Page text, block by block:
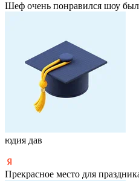
Шеф очень понравился шоу
юдия дав
Прекрасное место для